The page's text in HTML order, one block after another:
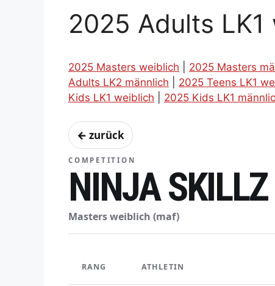
2025 Adults LK1
2025 Masters weiblich 2025 Masters
Adults LK2 männlich
2025 Teens LK1
Kids LK1 weiblich
2025 Kids LK1
← zurück
COMPETITION
NINJA
Masters weiblich (maf)
RANG ATHLETIN